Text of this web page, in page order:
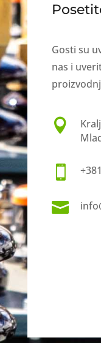
Gosti su
nas i


